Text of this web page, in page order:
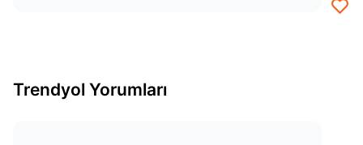
Trendyol Yorumları